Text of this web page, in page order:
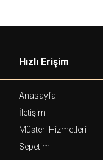
Hızlı Erişim
Anasayfa
İletişim
Müşteri Hizmetleri
Sepetim